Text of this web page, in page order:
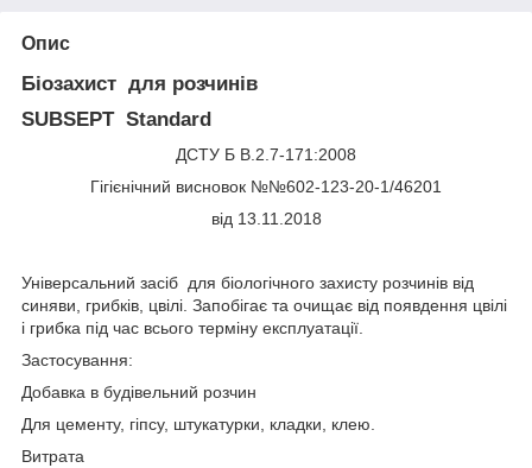
Опис
Біозахист для розчинів
SUBSEPT Standard
ДСТУ Б В.2.7-171:2008
Гігієнічний висновок №№602-123-20-1/46201
від 13.11.2018
Універсальний засіб для біологічного захисту розчинів від
синяви, грибків, цвілі. Запобігає та очищає від появдення цвілі
і грибка під час всього терміну експлуатації.
Застосування:
Добавка в будівельний розчин
Для цементу, гіпсу, штукатурки, кладки, клею.
Витрата